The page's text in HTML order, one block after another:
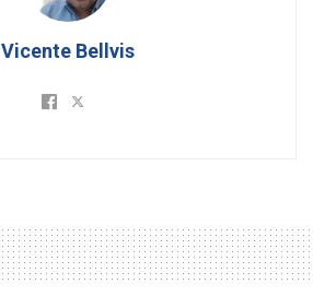
Vicente Bellvis